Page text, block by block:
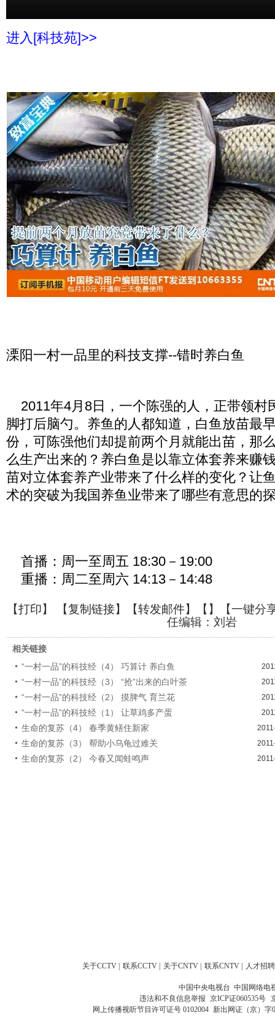
进入[科技苑]>>
溧阳一村一品里的科技支撑--错时养白鱼
2011年4月8日，一个陈强的人，正带领村
脚打后脑勺。养鱼的人都知道，白鱼放苗最
份，可陈强他们却提前两个月就能出苗，那
么生产出来的？养白鱼是以靠立体套养来赚
苗对立体套养产业带来了什么样的变化？让
术的突破为我国养鱼业带来了哪些有意思的
首播：周一至周五 18:30－19:00
重播：周二至周六 14:13－14:48
【打印】 【复制链接】【转发邮件】【 】
【一键分
任编辑：刘岩
相关链接
“一村一品”的科技经（4） 巧算计 养白鱼
“一村一品”的科技经（3） “抢”出来的白叶茶
“一村一品”的科技经（2） 摸脾气 育兰花
“一村一品”的科技经（1） 让草鸡多产蛋
生命的复苏（4） 春季黄鳝住新家
生命的复苏（3） 帮助小乌龟过难关
生命的复苏（2） 今春又闻蛙鸣声
关于CCTV 联系CCTV 关于CNTV 联系CNTV 人才招聘
中国中央电视台 中国网络电
违法和不良信息举报 京ICP证060535号
网上传播视听节目许可证号 0102004 新出网证（京）